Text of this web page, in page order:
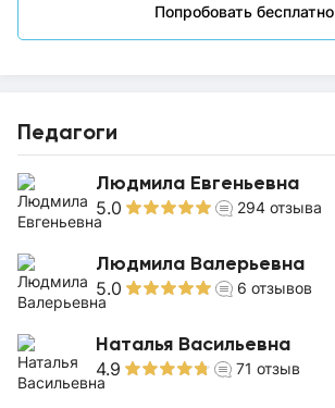
Попробовать бесплатно
Педагоги
Людмила Евгеньевна
5.0 294 отзыва
Людмила Валерьевна
5.0 6 отзывов
Наталья Васильевна
4.9 71 отзыв